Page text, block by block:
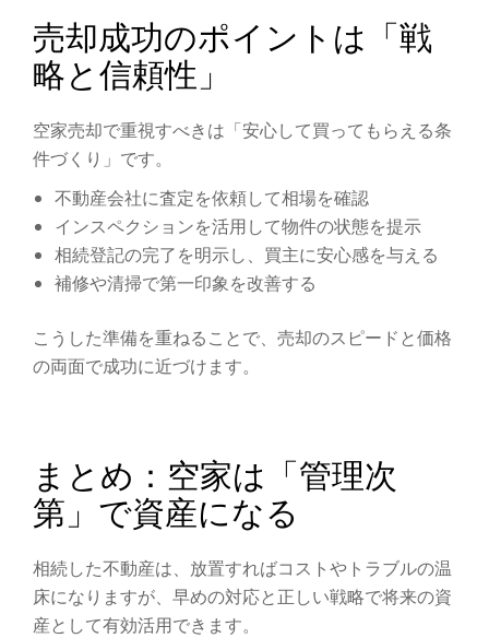
売却成功のポイントは「戦
略と信頼性」
空家売却で重視すべきは「安心して買ってもらえる条
件づくり」です。
不動産会社に査定を依頼して相場を確認
インスペクションを活用して物件の状態を提示
相続登記の完了を明示し、買主に安心感を与える
補修や清掃で第一印象を改善する
こうした準備を重ねることで、売却のスピードと価格
の両面で成功に近づけます。
まとめ：空家は「管理次
第」で資産になる
相続した不動産は、放置すればコストやトラブルの温
床になりますが、早めの対応と正しい戦略で将来の資
産として有効活用できます。